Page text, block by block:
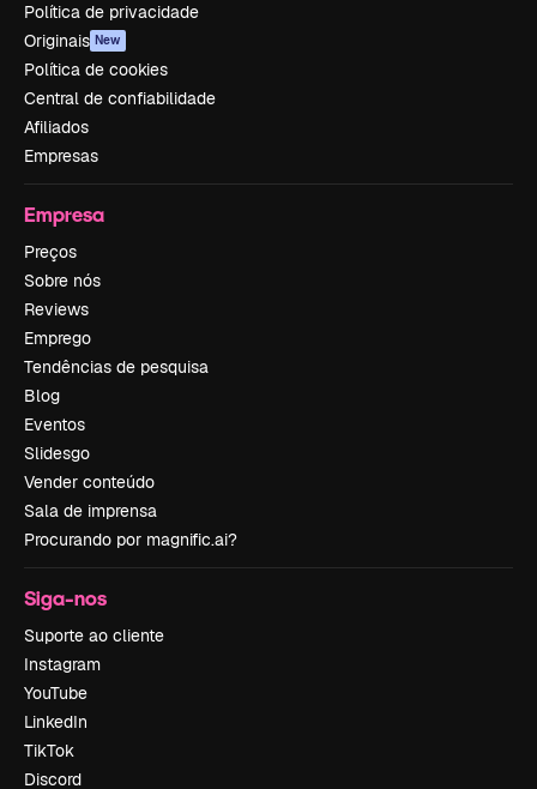
Política de privacidade
Originais New
Política de cookies
Central de confiabilidade
Afiliados
Empresas
Empresa
Preços
Sobre nós
Reviews
Emprego
Tendências de pesquisa
Blog
Eventos
Slidesgo
Vender conteúdo
Sala de imprensa
Procurando por magnific.ai?
Siga-nos
Suporte ao cliente
Instagram
YouTube
LinkedIn
TikTok
Discord